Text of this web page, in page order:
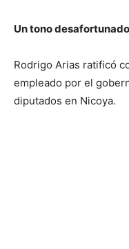
Un tono
Rodrigo Arias ratificó
empleado por el
diputados en Nicoya.